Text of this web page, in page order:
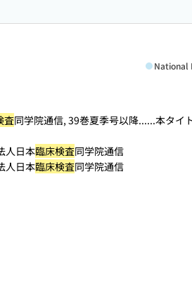
National
査同学院通信, 39巻夏季号以降......本タイ
人日本臨床検査同学院通信
人日本臨床検査同学院通信